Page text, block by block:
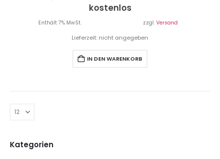
kostenlos
Enthält 7% MwSt. zzgl. Versand
Lieferzeit: nicht angegeben
IN DEN WARENKORB
Kategorien